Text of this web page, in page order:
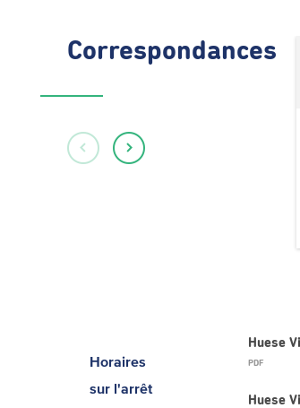
Correspondances
Horaires
sur l'arrêt
Huese
PDF
Huese